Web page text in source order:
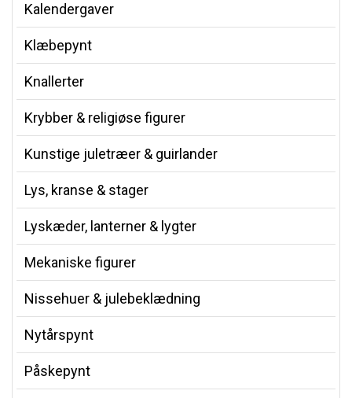
Kalendergaver
Klæbepynt
Knallerter
Krybber & religiøse figurer
Kunstige juletræer & guirlander
Lys, kranse & stager
Lyskæder, lanterner & lygter
Mekaniske figurer
Nissehuer & julebeklædning
Nytårspynt
Påskepynt